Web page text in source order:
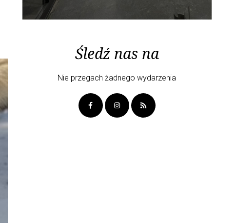
Śledź nas na
Nie przegach żadnego wydarzenia